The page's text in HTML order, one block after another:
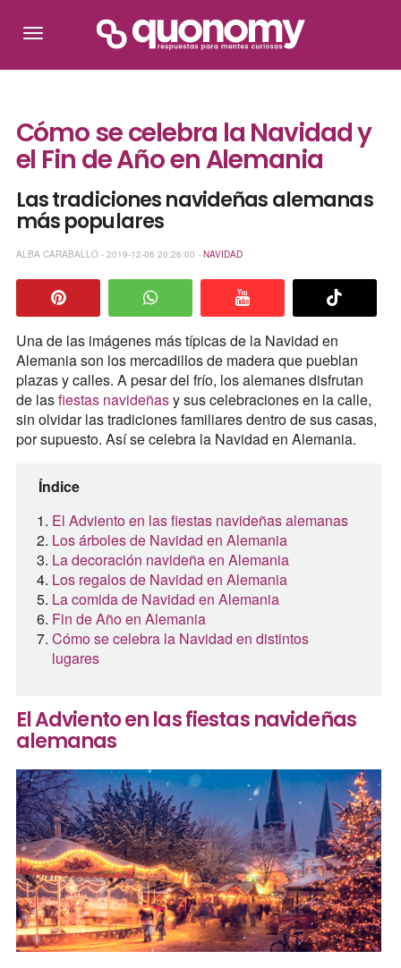
Cómo se celebra la Navidad y
el Fin de Año en Alemania
Las tradiciones navideñas alemanas
más populares
ALBA CARABALLO - 2019-12-06 20:26:00 - NAVIDAD
Una de las imágenes más típicas de la Navidad en
Alemania son los mercadillos de madera que pueblan
plazas y calles. A pesar del frío, los alemanes disfrutan
de lasfiestas navideñasy sus celebraciones en la calle,
sin olvidar las tradiciones familiares dentro de sus casas,
por supuesto. Así se celebra la Navidad en Alemania.
Índice
El Adviento en las fiestas navideñas alemanas
Los árboles de Navidad en Alemania
La decoración navideña en Alemania
Los regalos de Navidad en Alemania
La comida de Navidad en Alemania
Fin de Año en Alemania
Cómo se celebra la Navidad en distintos
lugares
El Adviento en las fiestas navideñas
alemanas